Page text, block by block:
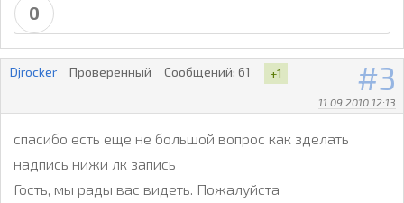
0
3
11.09.2010 12:13
Djrocker Проверенный Сообщений: 61 +1
спасибо есть еще не большой вопрос как зделать
надпись нижи лк запись
Гость, мы рады вас видеть. Пожалуйста